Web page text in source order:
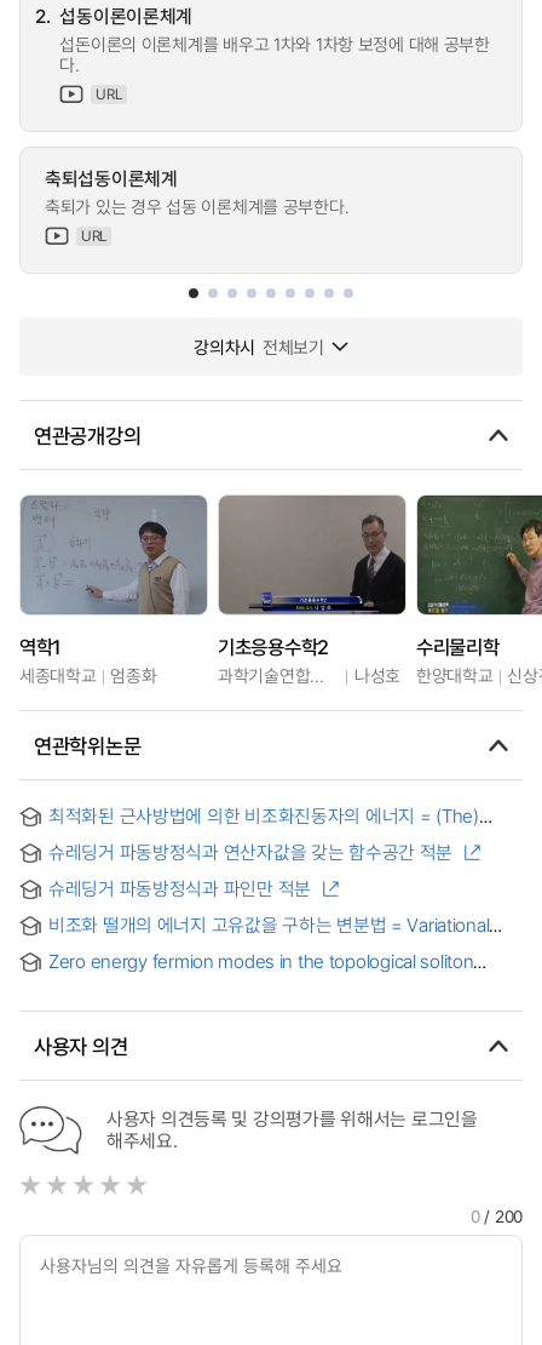
2. 섭동이론이론체계
섭돈이론의 이론체계를 배우고 1차와 1차항 보정에 대해 공부한
다.
URL
축퇴섭동이론체계
축퇴가 있는 경우 섭동 이론체계를 공부한다.
URL
강의차시 전체보기
연관공개강의
역학1
세종대학교 엄종화
기초응용수학2
과학기술연합대학원대학교 나성호
수리물리학
한양대학교 신
연관학위논문
최적화된 근사방법에 의한 비조화진동자의 에너지 = (The)
approximation method
슈레딩거 파동방정식과 연산자값을 갖는 함수공간 적분
슈레딩거 파동방정식과 파인만 적분
비조화 떨개의 에너지 고유값을 구하는 변분법 = Variational
application to the anharmonic oscillators
Zero energy fermion modes in the topological soliton
사용자 의견
사용자 의견등록 및 강의평가를 위해서는 로그인을
해주세요.
0/ 200